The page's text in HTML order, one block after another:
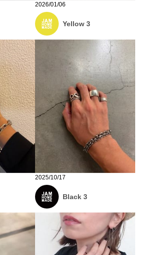
2026/01/06
Yellow 3
2025/10/17
Black 3